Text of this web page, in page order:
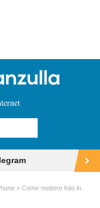
Come mettere foto in